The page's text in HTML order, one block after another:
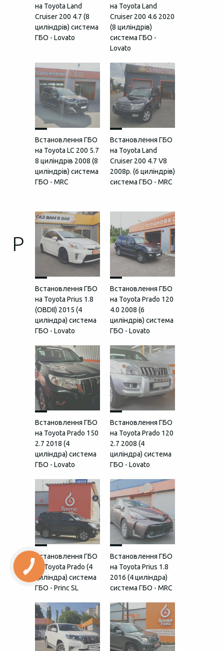
на Toyota Land
Cruiser 200 4.7 (8
циліндрів) система
ГБО - Lovato
на Toyota Land
Cruiser 200 4.6 2020
(8 циліндрів)
система ГБО -
Lovato
Встановлення ГБО
на Toyota LC 200 5.7
8 циліндрів 2008 (8
циліндрів) система
ГБО - MRC
Встановлення ГБО
на Toyota Land
Cruiser 200 4.7 V8
2008р. (6 циліндрів)
система ГБО - MRC
P
Встановлення ГБО
на Toyota Prius 1.8
(OBDII) 2015 (4
циліндра) система
ГБО - Lovato
Встановлення ГБО
на Toyota Prado 120
4.0 2008 (6
циліндрів) система
ГБО - Lovato
Встановлення ГБО
на Toyota Prado 150
2.7 2018 (4
циліндра) система
ГБО - Lovato
Встановлення ГБО
на Toyota Prado 120
2.7 2008 (4
циліндра) система
ГБО - Lovato
Встановлення ГБО
на Toyota Prado (4
циліндра) система
ГБО - Princ SL
Встановлення ГБО
на Toyota Prius 1.8
2016 (4 циліндра)
система ГБО - MRC